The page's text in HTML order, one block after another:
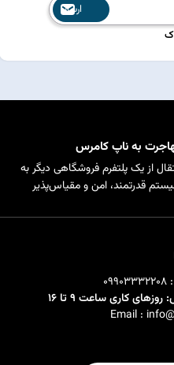
ارسال
به ناپ کامرس
از یک پلتفرم فروشگاهی دیگر به
سیستم قدرتمند، امن و مقیاس‌پذیر
مشتریان و سفارش‌ها.
کاری ساعت 9 تا 16
Email :